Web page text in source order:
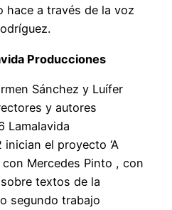
hace a través de la voz
Producciones
Sánchez y Luífer
y autores
Lamalavida
el proyecto ‘A
con Mercedes Pinto , con
textos de la
segundo trabajo